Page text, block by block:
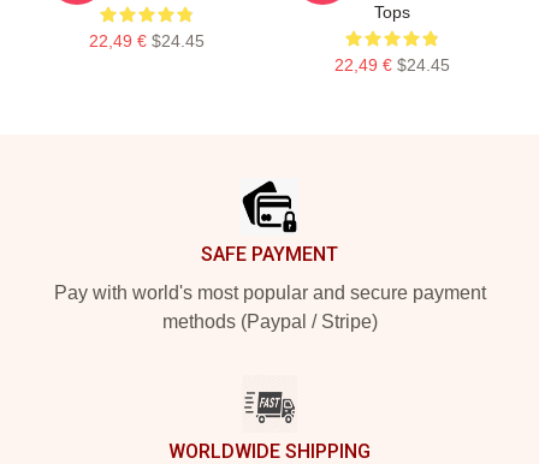
22,49 € $24.45
Tops
22,49 € $24.45
SAFE PAYMENT
Pay with world's most popular and secure payment
methods (Paypal / Stripe)
WORLDWIDE SHIPPING